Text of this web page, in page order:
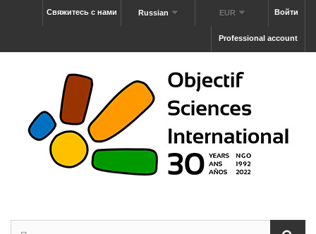
Войти
EUR
Russian
Свяжитесь с нами
Professional account